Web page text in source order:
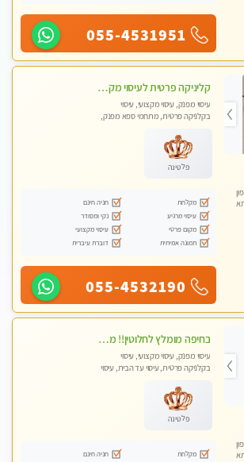
055-4531951
קליניקה פרטית לעיסוי מקצועי ואלטרנטיבי ברמה גבוהה VIP תתקשר ..... highly recommended..new in the city
עיסוי מפנק, עיסוי מקצועי, עיסוי
בקלניקה פרטית, מתחמי ספא מפנק,
טנטרה, עיסוי מגבר לגבר, עיסוי מגבר
לאישה
פלטינה
מקלחת
חניה חינם
עיסוי מרגיע
נקי ומסודר
מקום פרטי
עיסוי מקצועי
תמונה אמיתית
דוברת עיברית
055-4532190
בחיפה מומלץ לחלוטין!! מעסה יפה איכותית מקצועית ומפנקת מאוד פרטי מומלץ בחום.עיסוי מפנק מאוווד.
עיסוי מפנק, עיסוי מקצועי, עיסוי
בקלניקה פרטית, עיסוי עד הבית, עיסוי
פלטינה
מקלחת
חניה חינם